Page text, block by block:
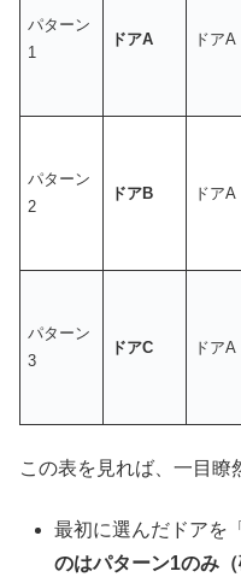
パターン
1
ドアA ドアA
パターン
2
ドアB ドアA
パターン
3
ドアC ドアA
この表を見れば、一目瞭
最初に選んだドアを
のはパターン1のみ